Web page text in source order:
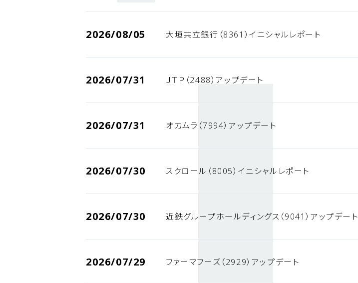
2026/08/05 大垣共立銀行（8361）イニシャルレポート
2026/07/31 ＪＴＰ（2488）アップデート
2026/07/31 オカムラ（7994）アップデート
2026/07/30 スクロール（8005）イニシャルレポート
2026/07/30 近鉄グループホールディングス（9041）アップデート
2026/07/29 ファーマフーズ（2929）アップデート